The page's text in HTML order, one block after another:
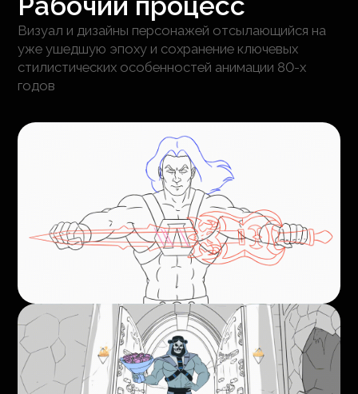
Визуал и дизайны персонажей отсылающийся на
уже ушедшую эпоху и сохранение ключевых
стилистических особенностей анимации 80-х
годов